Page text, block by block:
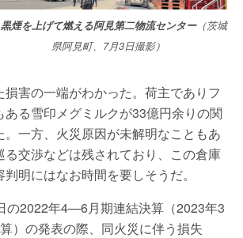
煙を上げて燃える阿見第二物流センター（茨城
県阿見町、7月3日撮影）
損害の一端がわかった。荷主でありフ
ある雪印メグミルクが33億円余りの関
一方、火災原因が未解明なこともあ
る交渉などは残されており、この倉庫
明にはなお時間を要しそうだ。
の2022年4—6月期連結決算（2023年3
）の発表の際、同火災に伴う損失